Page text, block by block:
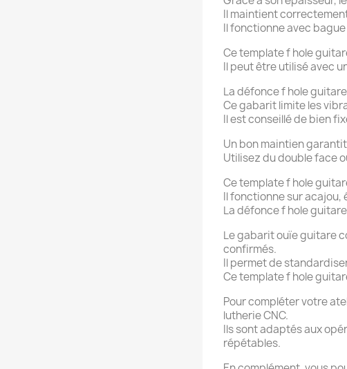
Il maintient
Il fonctionne avec
Ce template f hole
Il peut être utilisé avec
La défonce f hole
Ce gabarit limite les
Il est conseillé de bien
Un bon maintien
Utilisez du double face
Ce template f hole
Il fonctionne sur acajou,
La défonce f hole
Le gabarit ouïe guitare
confirmés.
Il permet de
Ce template f hole
Pour compléter votre
lutherie CNC.
Ils sont adaptés aux
répétables.